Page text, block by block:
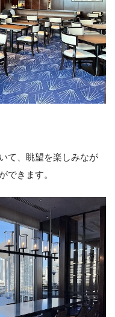
て、眺望を楽しみなが
できます。